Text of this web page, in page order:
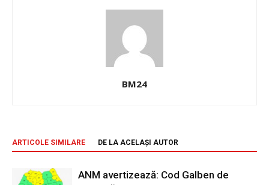
BM24
ARTICOLE SIMILARE DE LA ACELAȘI AUTOR
ANM avertizează: Cod Galben de